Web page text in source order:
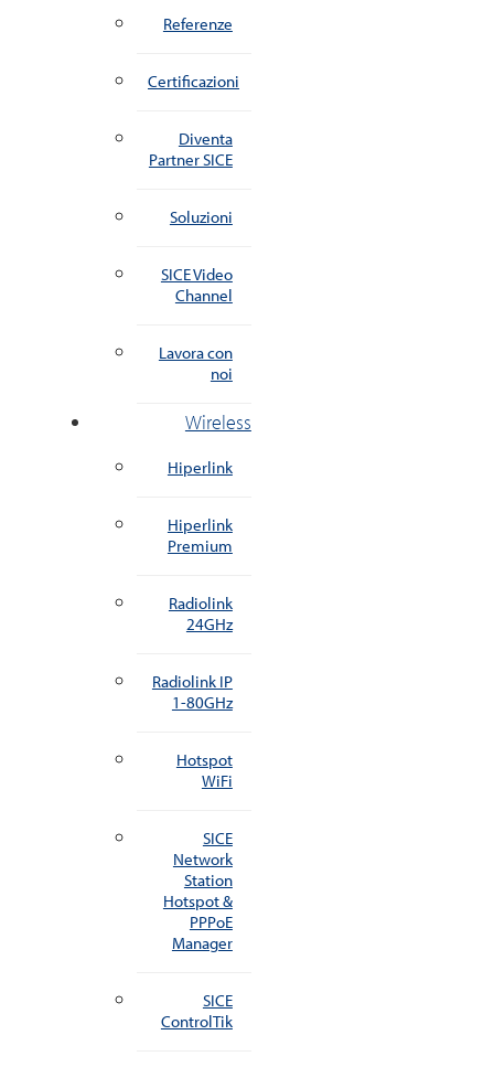
Referenze
Certificazioni
Diventa
Partner SICE
Soluzioni
SICE Video
Channel
Lavora con
noi
Wireless
Hiperlink
Hiperlink
Premium
Radiolink
24GHz
Radiolink IP
1-80GHz
Hotspot
WiFi
SICE
Network
Station
Hotspot &
PPPoE
Manager
SICE
ControlTik